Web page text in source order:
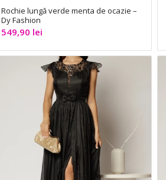
Rochie lungă verde menta de ocazie –
Dy Fashion
549,90 lei